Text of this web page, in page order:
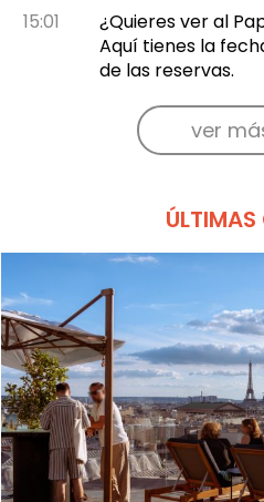
15:01
¿Quieres ver al
Aquí tienes la
de las reservas.
ver